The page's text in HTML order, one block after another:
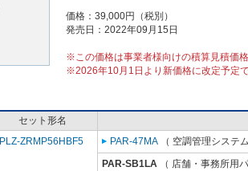
価格：39,000円（税別）
発売日：2022年09月15日
※この価格は事業者様向けの積算見積価
※2026年10月1日より新価格に改定予定
セット形名
PLZ-ZRMP56HBF5
PAR-47MA （ 空調管理システ
PAR-SB1LA （ 店舗・事務所用